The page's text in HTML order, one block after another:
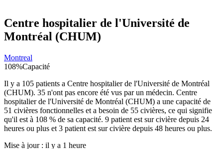
Centre hospitalier de l'Université de
Montréal (CHUM)
Montreal
108%Capacité
Il y a 105 patients a Centre hospitalier de l'Université de Montréal
(CHUM). 35 n'ont pas encore été vus par un médecin. Centre
hospitalier de l'Université de Montréal (CHUM) a une capacité de
51 civières fonctionnelles et a besoin de 55 civières, ce qui signifie
qu'il est à 108 % de sa capacité. 9 patient est sur civière depuis 24
heures ou plus et 3 patient est sur civière depuis 48 heures ou plus.
Mise à jour : il y a 1 heure